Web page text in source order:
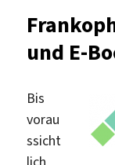
und E-
Bis
vorau
ssicht